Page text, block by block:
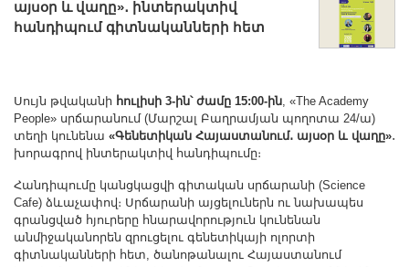
Publications
Competitions
International cooperation
Photogallery
Videogallery
Web Resources
այսօր և վաղը»․ ինտերակտիվ
հանդիպում գիտնականների հետ
Սույն թվականի հուլիսի 3-ին՝ ժամը 15:00-ին, «The Academy
People» սրճարանում (Մարշալ Բաղրամյան պողոտա 24/ա)
տեղի կունենա «Գենետիկան Հայաստանում․ այսօր և վաղը»․
խորագրով ինտերակտիվ հանդիպումը։
Հանդիպումը կանցկացվի գիտական սրճարանի (Science
Cafe) ձևաչափով։ Սրճարանի այցելուներն ու նախապես
գրանցված հյուրերը հնարավորություն կունենան
անմիջականորեն զրուցելու գենետիկայի ոլորտի
գիտնականների հետ, ծանոթանալու Հայաստանում